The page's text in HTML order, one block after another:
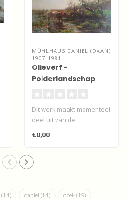
MÜHLHAUS DANIEL (DAAN)
1907-1981
Olieverf -
Polderlandschap
Dit werk maakt momenteel
deel uit van de
wisselexpositie "Dordtse
kunstenaars" b..
€0,00
(14) daniel (14) doek (19)